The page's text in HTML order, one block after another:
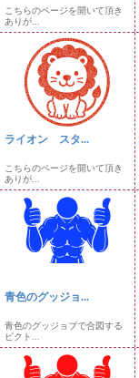
こちらのページを開いて頂き
ありが...
ライオン スタ...
こちらのページを開いて頂き
ありが...
青色のグッジョ...
青色のグッジョブで合図する
ピクト...